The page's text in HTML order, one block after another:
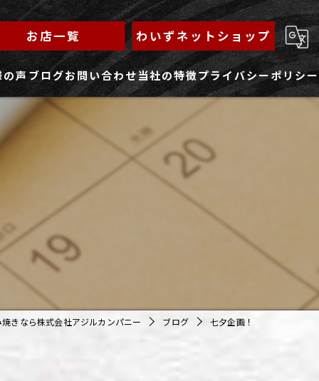
お店一覧 わいずネットショップ
声 ブログお問い合わせ
求人フォーム
当社の特徴
ランチ
焼きそば
プライバシーポリシー
きなら株式会社アジルカンパニー ブログ 七夕企画！